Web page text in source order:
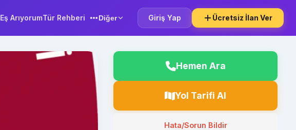
Eş ArıyorumTür Rehberi Diğer Giriş Yap Ücretsiz İlan Ver
Hemen Ara
Yol Tarifi Al
Hata/Sorun Bildir